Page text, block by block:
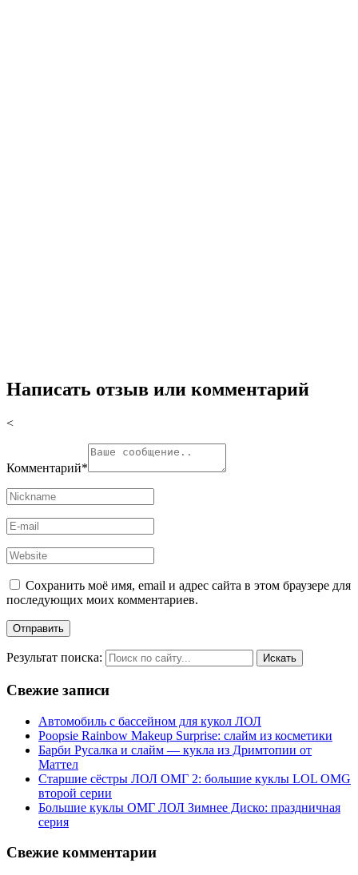
Написать отзыв или комментарий
<
Комментарий*
Сохранить моё имя, email и адрес сайта в этом браузере для
последующих моих комментариев.
Результат поиска:
Свежие записи
Автомобиль с бассейном для кукол ЛОЛ
Poopsie Rainbow Makeup Surprise: слайм из косметики
Барби Русалка и слайм — кукла из Дримтопии от
Маттел
Старшие сёстры ЛОЛ ОМГ 2: большие куклы LOL OMG
второй серии
Большие куклы ОМГ ЛОЛ Зимнее Диско: праздничная
серия
Свежие комментарии